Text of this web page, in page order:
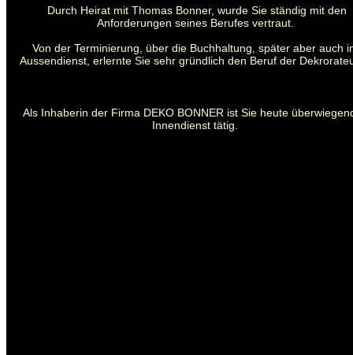
Durch Heirat mit Thomas Bonner, wurde Sie ständig mit den
Anforderungen seines Berufes vertraut.
Von der Terminierung, über die Buchhaltung, später aber auch
Aussendienst, erlernte Sie sehr gründlich den Beruf der
Als Inhaberin der Firma DEKO BONNER ist Sie heute
Innendienst tätig.